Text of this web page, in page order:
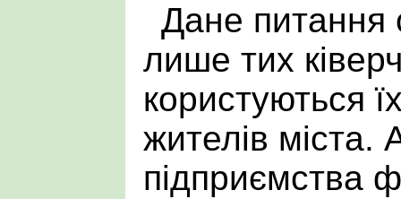
Дане питання
лише тих
користуються
жителів міста.
підприємства